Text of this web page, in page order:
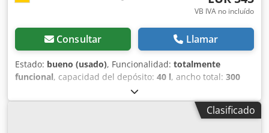
VB IVA no incluído
Consultar Llamar
Estado: bueno (usado), Funcionalidad: totalmente
funcional, capacidad del depósito: 40 l, ancho total: 300
, material de la pared:
inoxidable, presión de funcionamiento:5 bar,
, Depósito de presión de acero
Clasificado